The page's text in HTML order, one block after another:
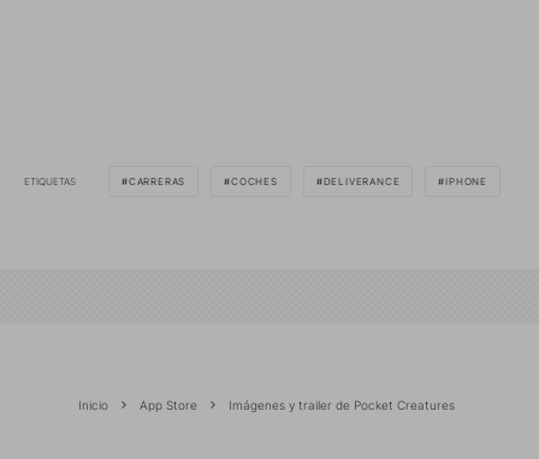
ETIQUETAS CARRERAS COCHES DELIVERANCE IPHONE
Inicio App Store Imágenes y trailer de Pocket Creatures